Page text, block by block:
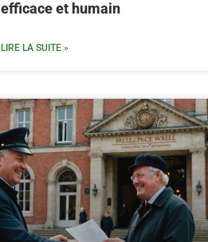
efficace et humain
LIRE LA SUITE »